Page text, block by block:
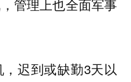
管理上也全面军事
迟到或缺勤3天以